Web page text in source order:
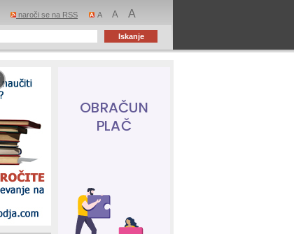
naroči se na RSS A A A